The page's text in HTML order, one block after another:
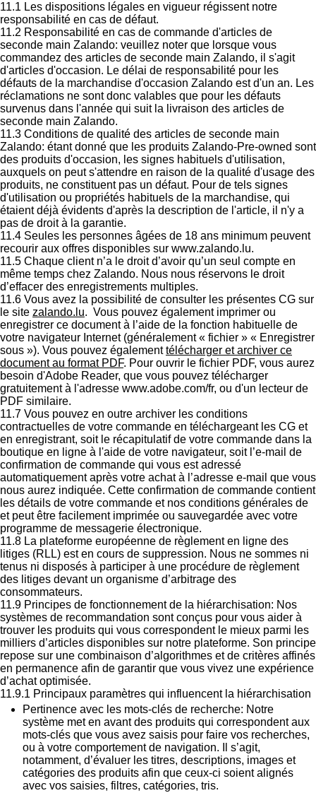
11.1 Les dispositions légales en vigueur régissent notre
responsabilité en cas de défaut.
11.2 Responsabilité en cas de commande d'articles de
seconde main Zalando: veuillez noter que lorsque vous
commandez des articles de seconde main Zalando, il s'agit
d'articles d'occasion. Le délai de responsabilité pour les
défauts de la marchandise d'occasion Zalando est d'un an. Les
réclamations ne sont donc valables que pour les défauts
survenus dans l'année qui suit la livraison des articles de
seconde main Zalando.
11.3 Conditions de qualité des articles de seconde main
Zalando: étant donné que les produits Zalando-Pre-owned sont
des produits d'occasion, les signes habituels d'utilisation,
auxquels on peut s'attendre en raison de la qualité d'usage des
produits, ne constituent pas un défaut. Pour de tels signes
d'utilisation ou propriétés habituels de la marchandise, qui
étaient déjà évidents d'après la description de l'article, il n'y a
pas de droit à la garantie.
11.4 Seules les personnes âgées de 18 ans minimum peuvent
recourir aux offres disponibles sur www.zalando.lu.
11.5 Chaque client n’a le droit d’avoir qu’un seul compte en
même temps chez Zalando. Nous nous réservons le droit
d’effacer des enregistrements multiples.
11.6 Vous avez la possibilité de consulter les présentes CG sur
le site zalando.lu. Vous pouvez également imprimer ou
enregistrer ce document à l’aide de la fonction habituelle de
votre navigateur Internet (généralement « fichier » « Enregistrer
sous »). Vous pouvez égalementtélécharger et archiver ce
document au format PDF. Pour ouvrir le fichier PDF, vous aurez
besoin d'Adobe Reader, que vous pouvez télécharger
gratuitement à l'adresse www.adobe.com/fr, ou d'un lecteur de
PDF similaire.
11.7 Vous pouvez en outre archiver les conditions
contractuelles de votre commande en téléchargeant les CG et
en enregistrant, soit le récapitulatif de votre commande dans la
boutique en ligne à l'aide de votre navigateur, soit l’e-mail de
confirmation de commande qui vous est adressé
automatiquement après votre achat à l’adresse e-mail que vous
nous aurez indiquée. Cette confirmation de commande contient
les détails de votre commande et nos conditions générales de
et peut être facilement imprimée ou sauvegardée avec votre
programme de messagerie électronique.
11.8 La plateforme européenne de règlement en ligne des
litiges (RLL) est en cours de suppression. Nous ne sommes ni
tenus ni disposés à participer à une procédure de règlement
des litiges devant un organisme d’arbitrage des
consommateurs.
11.9 Principes de fonctionnement de la hiérarchisation: Nos
systèmes de recommandation sont conçus pour vous aider à
trouver les produits qui vous correspondent le mieux parmi les
milliers d’articles disponibles sur notre plateforme. Son principe
repose sur une combinaison d’algorithmes et de critères affinés
en permanence afin de garantir que vous vivez une expérience
d’achat optimisée.
11.9.1 Principaux paramètres qui influencent la hiérarchisation
Pertinence avec les mots-clés de recherche: Notre
système met en avant des produits qui correspondent aux
mots-clés que vous avez saisis pour faire vos recherches,
ou à votre comportement de navigation. Il s’agit,
notamment, d’évaluer les titres, descriptions, images et
catégories des produits afin que ceux-ci soient alignés
avec vos saisies, filtres, catégories, tris.